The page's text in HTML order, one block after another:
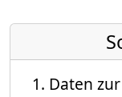
Daten